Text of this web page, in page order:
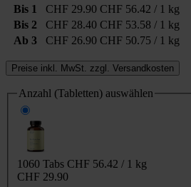
Bis 1 CHF 29.90 CHF 56.42 / 1 kg
Bis 2 CHF 28.40 CHF 53.58 / 1 kg
Ab 3 CHF 26.90 CHF 50.75 / 1 kg
Preise inkl. MwSt. zzgl. Versandkosten
Anzahl (Tabletten) auswählen
1060 Tabs
CHF 56.42 / 1 kg
CHF 29.90